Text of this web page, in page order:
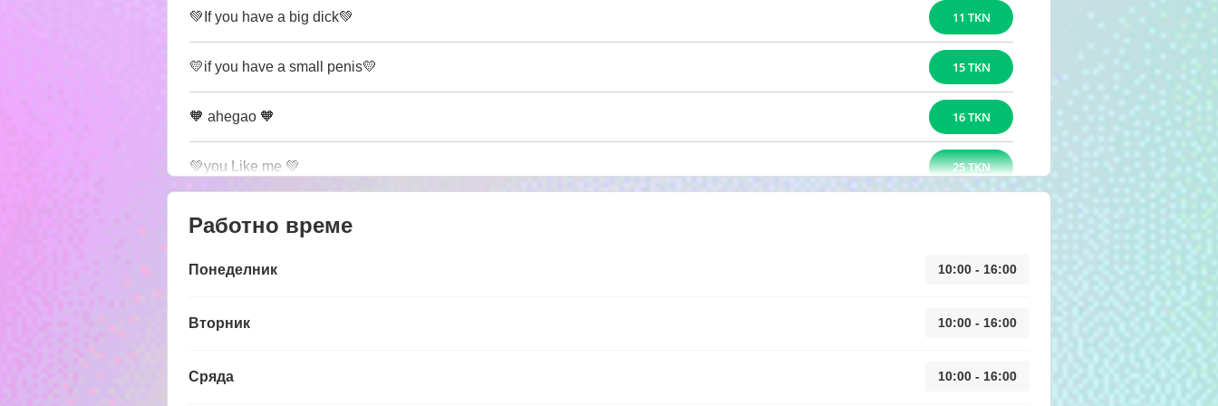
💚If you have a big dick💚 11 TKN
💛if you have a small penis💛 15 TKN
🧡 ahegao 🧡 16 TKN
💚you Like me 💚 25 TKN
Работно време
Понеделник 10:00 - 16:00
Вторник 10:00 - 16:00
Сряда 10:00 - 16:00